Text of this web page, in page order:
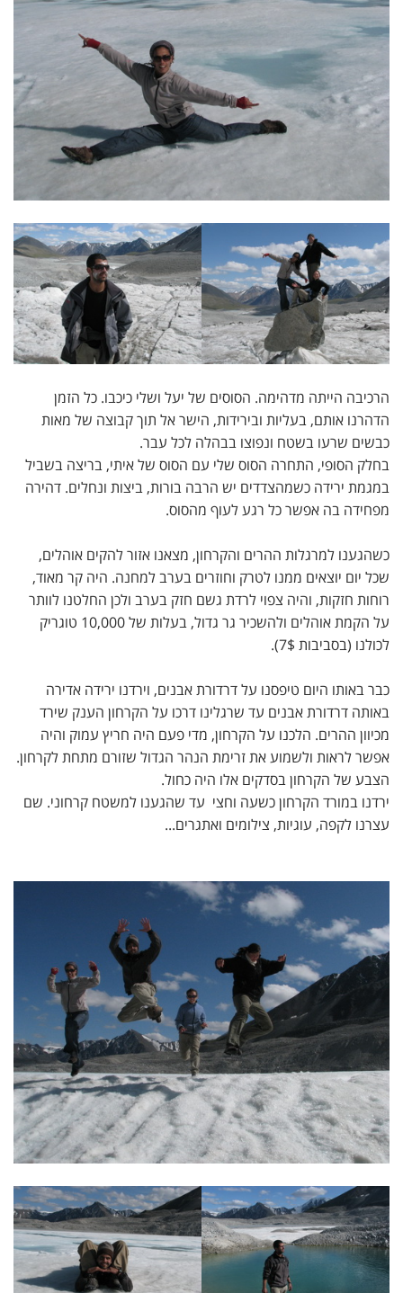
הרכיבה הייתה מדהימה. הסוסים של יעל ושלי כיכבו. כל הזמן
הדהרנו אותם, בעליות ובירידות, הישר אל תוך קבוצה של מאות
כבשים שרעו בשטח ונפוצו בבהלה לכל עבר.
בחלק הסופי, התחרה הסוס שלי עם הסוס של איתי, בריצה בשביל
במגמת ירידה כשמהצדדים יש הרבה בורות, ביצות ונחלים. דהירה
מפחידה בה אפשר כל רגע לעוף מהסוס.
כשהגענו למרגלות ההרים והקרחון, מצאנו אזור להקים אוהלים,
שכל יום יוצאים ממנו לטרק וחוזרים בערב למחנה. היה קר מאוד,
רוחות חזקות, והיה צפוי לרדת גשם חזק בערב ולכן החלטנו לוותר
על הקמת אוהלים ולהשכיר גר גדול, בעלות של 10,000 טוגריק
לכולנו (בסביבות 7$).
כבר באותו היום טיפסנו על דרדורת אבנים, וירדנו ירידה אדירה
באותה דרדורת אבנים עד שרגלינו דרכו על הקרחון הענק שירד
מכיוון ההרים. הלכנו על הקרחון, מדי פעם היה חריץ עמוק והיה
אפשר לראות ולשמוע את זרימת הנהר הגדול שזורם מתחת לקרחון.
הצבע של הקרחון בסדקים אלו היה כחול.
ירדנו במורד הקרחון כשעה וחצי עד שהגענו למשטח קרחוני. שם
עצרנו לקפה, עוגיות, צילומים ואתגרים...